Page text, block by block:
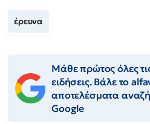
έρευνα
Μάθε πρώτος όλες
ειδήσεις. Βάλε το
αποτελέσματα
Google